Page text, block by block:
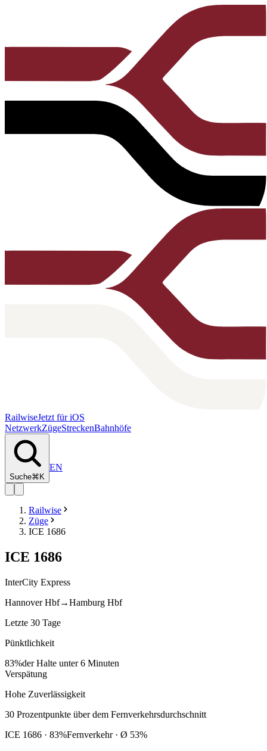
RailwiseJetzt für iOS
NetzwerkZügeStreckenBahnhöfe
Suche⌘K
EN
Railwise
Züge
ICE 1686
ICE 1686
InterCity Express
Hannover Hbf→Hamburg Hbf
Letzte 30 Tage
Pünktlichkeit
83%der Halte unter 6 Minuten
Verspätung
Hohe Zuverlässigkeit
30 Prozentpunkte über dem Fernverkehrsdurchschnitt
ICE 1686 · 83%Fernverkehr · Ø 53%